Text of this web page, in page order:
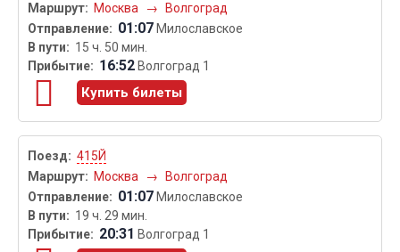
Москва
→ Волгоград
01:07 Милославское
15 ч. 50 мин.
16:52 Волгоград 1
Купить билеты
415Й
Москва
→ Волгоград
01:07 Милославское
19 ч. 29 мин.
20:31 Волгоград 1